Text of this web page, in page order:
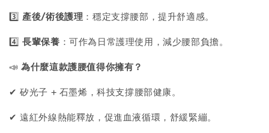
3️⃣ 產後/術後護理 ：穩定支撐腰部，提升舒適感。
4️⃣長輩保養 ：可作為日常護理使用，減少腰部負擔。
📣為什麼這款護腰值得你擁有？
✔ 矽光子 + 石墨烯，科技支撐腰部健康。
✔ 遠紅外線熱能釋放，促進血液循環，舒緩緊繃。